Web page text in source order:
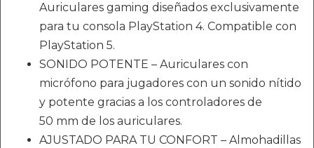
Auriculares gaming diseñados exclusivamente
para tu consola PlayStation 4. Compatible con
PlayStation 5.
SONIDO POTENTE – Auriculares con
micrófono para jugadores con un sonido nítido
y potente gracias a los controladores de
50 mm de los auriculares.
AJUSTADO PARA TU CONFORT – Almohadillas